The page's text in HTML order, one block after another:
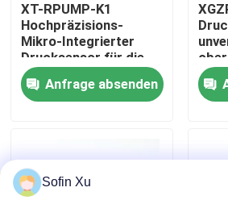
Kontakt mit uns
Neuigkeiten
Sauerstoff-Gas-Sensor
XT-RPUMP-K1
Hochpräzisions-
Mikro-Integrierter
Drucksensor für die
spezielle
Schließkreislaufdruckkontrolle
und
Anfrage absenden
Sofin Xu